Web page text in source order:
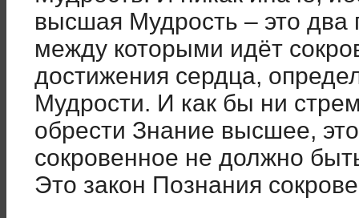
высшая Мудрость – это два
между которыми идёт
достижения сердца,
Мудрости. И как бы ни
обрести Знание высшее,
сокровенное не должно
Это закон Познания